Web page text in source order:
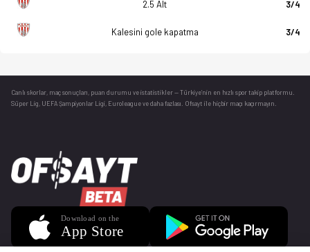
2.5 Alt 3/4
Kalesini gole kapatma 3/4
Canlı skorlar , maç sonuçları, puan durumu ve istatistikler — Türkiye’nin en hızlı spor takip platformu.
Süper Lig, UEFA Şampiyonlar Ligi, Euroleague ve daha fazlası. Ofsayt ile hiçbir maçı kaçırmayın.